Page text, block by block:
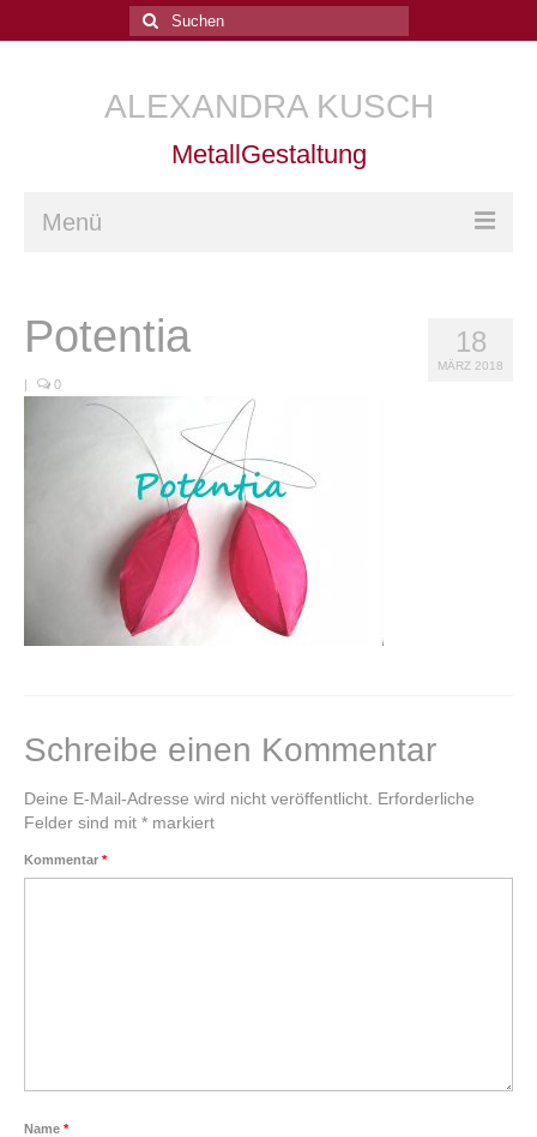
Suchen
nach:
ALEXANDRA KUSCH
MetallGestaltung
Menü
Arbeiten
Kurse
Goldschmiede-Kurse
Goldschmiedetechnik
Trauringe schmieden
Klangkugel
Alte Schätze neu gestalten
Upcycling – Schmuck aus Fahrradschlauch
Handwerkswoche Gutenstein
Über mich
18
MÄRZ 2018
Potentia
| 0
Schreibe einen Kommentar
Deine E-Mail-Adresse wird nicht veröffentlicht. Erforderliche
Felder sind mit * markiert
Kommentar *
Name *